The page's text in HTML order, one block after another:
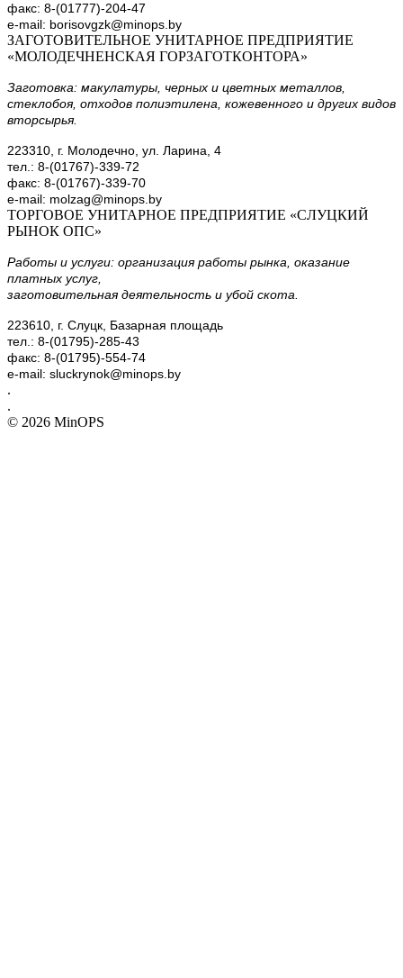
факс: 8-(01777)-204-47
e-mail: borisovgzk@minops.by
ЗАГОТОВИТЕЛЬНОЕ УНИТАРНОЕ ПРЕДПРИЯТИЕ
«МОЛОДЕЧНЕНСКАЯ ГОРЗАГОТКОНТОРА»
Заготовка: макулатуры, черных и цветных металлов,
стеклобоя, отходов полиэтилена, кожевенного и других видов
вторсырья.
223310, г. Молодечно, ул. Ларина, 4
тел.: 8-(01767)-339-72
факс: 8-(01767)-339-70
e-mail: molzag@minops.by
ТОРГОВОЕ УНИТАРНОЕ ПРЕДПРИЯТИЕ «СЛУЦКИЙ
РЫНОК ОПС»
Работы и услуги: организация работы рынка, оказание
платных услуг,
заготовительная деятельность и убой скота.
223610, г. Слуцк, Базарная площадь
тел.: 8-(01795)-285-43
факс: 8-(01795)-554-74
e-mail: sluckrynok@minops.by
.
.
© 2026 MinOPS